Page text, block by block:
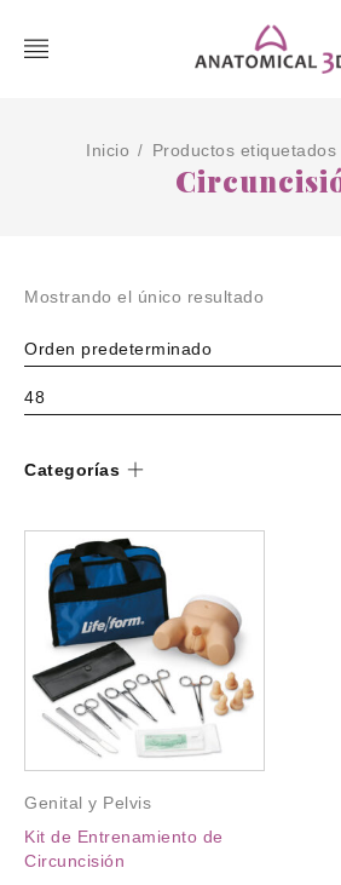
Inicio / Productos etiquetados
Mostrando el único resultado
Orden predeterminado
48
Categorías
Genital y Pelvis
Kit de Entrenamiento de
Circuncisión